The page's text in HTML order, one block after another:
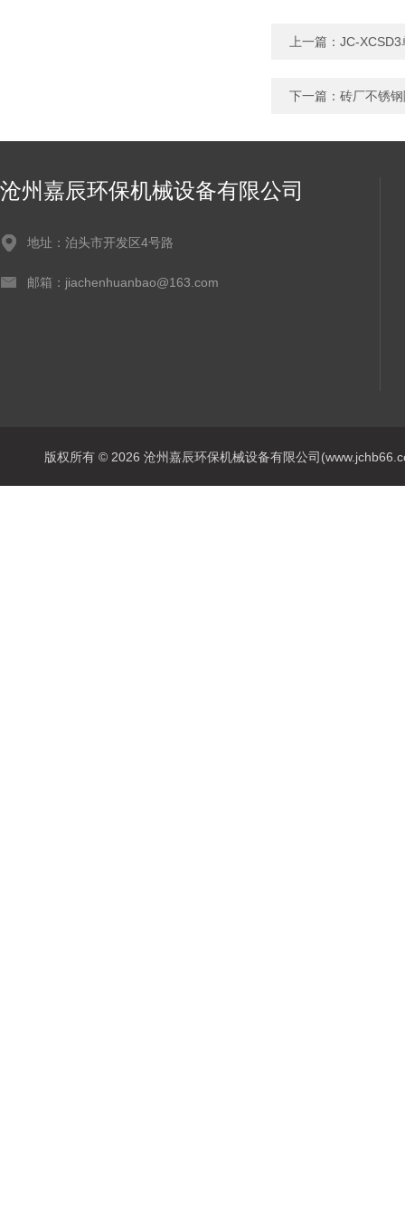
上一篇： JC-
下一篇： 砖厂不锈
沧州嘉辰环保机械设备有限公司
地址：泊头市开发区4号路
邮箱：jiachenhuanbao@163.com
版权所有 © 2026 沧州嘉辰环保机械设备有限公司